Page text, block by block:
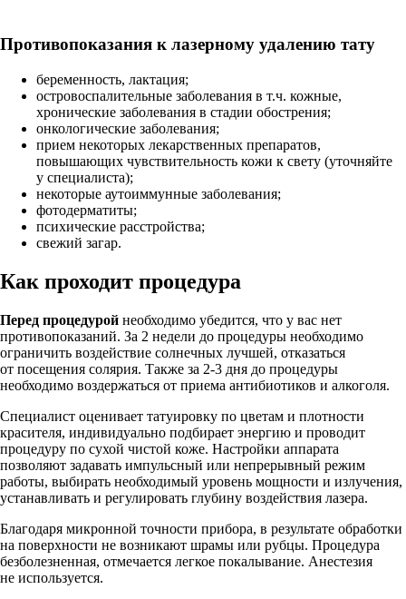
Противопоказания к лазерному удалению тату
беременность, лактация;
островоспалительные заболевания в т.ч. кожные,
хронические заболевания в стадии обострения;
онкологические заболевания;
прием некоторых лекарственных препаратов,
повышающих чувствительность кожи к свету (уточняйте
у специалиста);
некоторые аутоиммунные заболевания;
фотодерматиты;
психические расстройства;
свежий загар.
Как проходит процедура
Перед процедурой необходимо убедится, что у вас нет
противопоказаний. За 2 недели до процедуры необходимо
ограничить воздействие солнечных лучшей, отказаться
от посещения солярия. Также за 2-3 дня до процедуры
необходимо воздержаться от приема антибиотиков и алкоголя.
Специалист оценивает татуировку по цветам и плотности
красителя, индивидуально подбирает энергию и проводит
процедуру по сухой чистой коже. Настройки аппарата
позволяют задавать импульсный или непрерывный режим
работы, выбирать необходимый уровень мощности и излучения,
устанавливать и регулировать глубину воздействия лазера.
Благодаря микронной точности прибора, в результате обработки
на поверхности не возникают шрамы или рубцы. Процедура
безболезненная, отмечается легкое покалывание. Анестезия
не используется.